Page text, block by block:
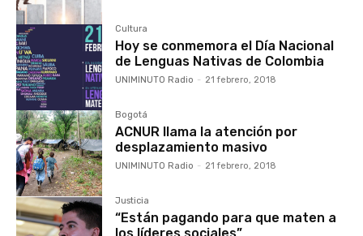
Cultura
Hoy se conmemora el Día Nacional
de Lenguas Nativas de Colombia
UNIMINUTO Radio - 21 febrero, 2018
Bogotá
ACNUR llama la atención por
desplazamiento masivo
UNIMINUTO Radio - 21 febrero, 2018
Justicia
“Están pagando para que maten a